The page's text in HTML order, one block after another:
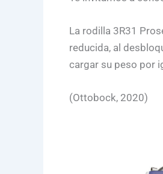
La rodilla 3R31
reducida, al
cargar su peso por
(Ottobock, 2020)